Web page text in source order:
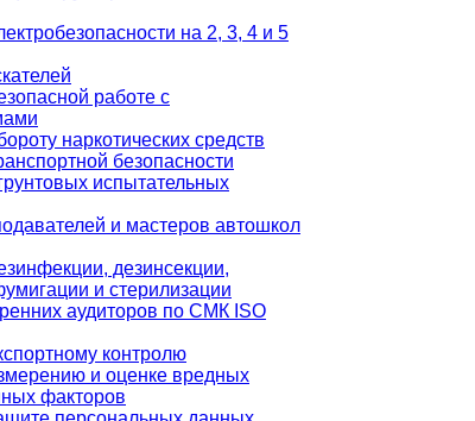
на 2, 3, 4 и 5
работе с
наркотических средств
безопасности
испытательных
и мастеров автошкол
дезинсекции,
и стерилизации
аудиторов по СМК ISO
контролю
и оценке вредных
факторов